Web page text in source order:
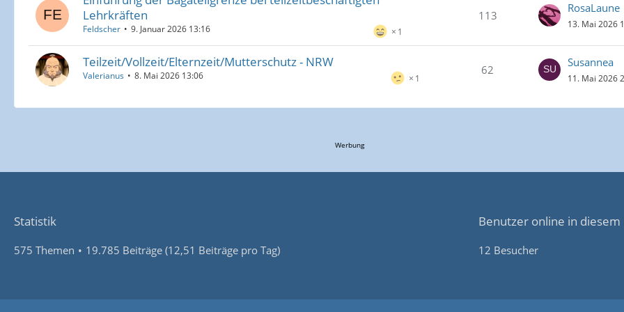
Lehrkräften
1
Feldscher 9. Januar 2026 13:16
113
RosaLaune
13. Mai 2026
Teilzeit/Vollzeit/Elternzeit/Mutterschutz - NRW
1
Valerianus 8. Mai 2026 13:06 62
Susannea
11. Mai 2026
Werbung
Statistik
575 Themen 19.785 Beiträge (12,51 Beiträge pro Tag)
Benutzer online in diesem
12 Besucher